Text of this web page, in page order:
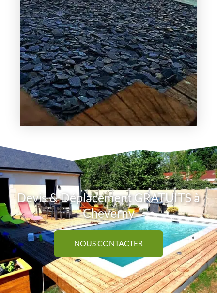
Devis & Déplacement GRATUITS à
Cheverny
NOUS CONTACTER